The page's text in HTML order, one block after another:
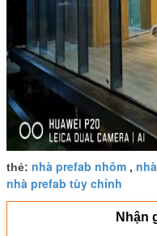
thẻ: nhà prefab nhôm ,
nhà prefab tùy chỉnh
Nhận